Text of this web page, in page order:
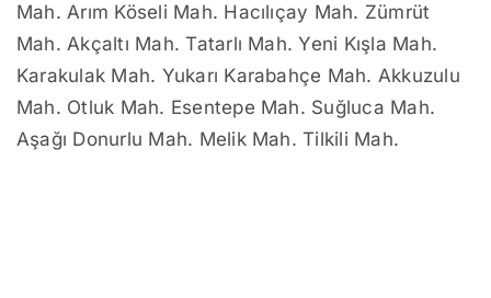
Mah. Arım Köseli Mah. Hacılıçay Mah. Zümrüt
Mah. Akçaltı Mah. Tatarlı Mah. Yeni Kışla Mah.
Karakulak Mah. Yukarı Karabahçe Mah. Akkuzulu
Mah. Otluk Mah. Esentepe Mah. Suğluca Mah.
Aşağı Donurlu Mah. Melik Mah. Tilkili Mah.